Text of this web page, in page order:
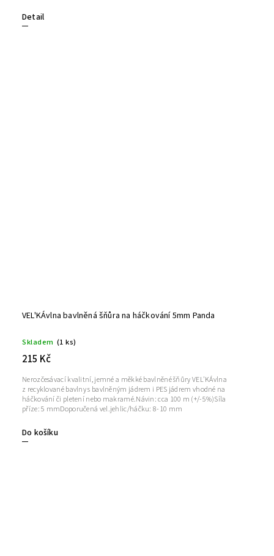
Detail
VEL'KÁvlna bavlněná šňůra na háčkování 5mm Panda
Skladem (1 ks)
215 Kč
Do košíku
Nerozčesávací kvalitní, jemné a měkké bavlněné šňůry VEL'KÁvlna
z recyklované bavlny s bavlněným jádrem i PES jádrem vhodné na
háčkování či pletení nebo makramé.Návin: cca 100 m (+/-5%)Síla
příze: 5 mmDoporučená vel.jehlic/háčku: 8-10 mm